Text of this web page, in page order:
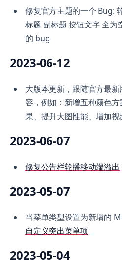
修复官方主题的一个 Bug:
标题 副标题 按钮文字 全为
的 bug
2023-06-12
大版本更新，跟随官方最
容，例如：新增五种颜色
果、提升大图性能、增加视
2023-06-07
修复公告栏轮播移动端溢出
2023-05-07
当菜单类型设置为新增的
自定义突出菜单项
2023-05-04